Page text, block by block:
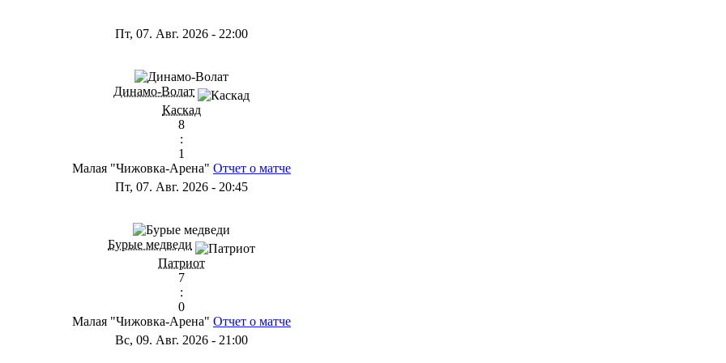
Пт, 07. Авг. 2026 - 22:00
Динамо-Волат
Каскад
8
:
1
Малая "Чижовка-Арена" Отчет о матче
Пт, 07. Авг. 2026 - 20:45
Бурые медведи
Патриот
7
:
0
Малая "Чижовка-Арена" Отчет о матче
Вс, 09. Авг. 2026 - 21:00